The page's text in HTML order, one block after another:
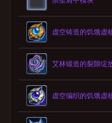
虚空铸造的饥饿虚
艾林锻造的裂隙绽
虚空编织的饥饿虚